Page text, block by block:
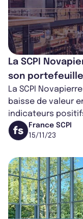
La SCPI
son portefeuille
La SCPI
baisse de valeur
indicateurs
nouvellesFrance SCPI
15/11/23